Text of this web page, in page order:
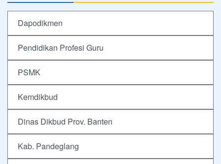
Dapodikmen
Pendidikan Profesi Guru
PSMK
Kemdikbud
Dinas Dikbud Prov. Banten
Kab. Pandeglang